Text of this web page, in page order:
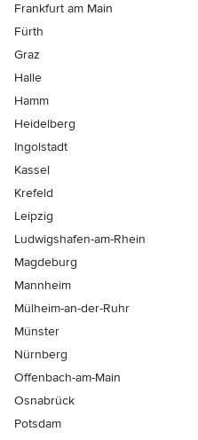
Frankfurt am Main
Fürth
Graz
Halle
Hamm
Heidelberg
Ingolstadt
Kassel
Krefeld
Leipzig
Ludwigshafen-am-Rhein
Magdeburg
Mannheim
Mülheim-an-der-Ruhr
Münster
Nürnberg
Offenbach-am-Main
Osnabrück
Potsdam